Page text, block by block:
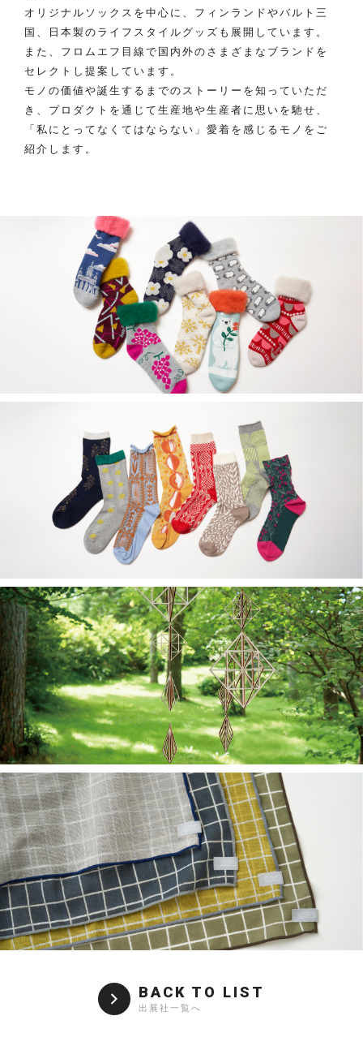
オリジナルソックスを中心に、フィンランドやバルト三
国、日本製のライフスタイルグッズも展開しています。
また、フロムエフ目線で国内外のさまざまなブランドを
セレクトし提案しています。
モノの価値や誕生するまでのストーリーを知っていただ
き、プロダクトを通じて生産地や生産者に思いを馳せ、
「私にとってなくてはならない」愛着を感じるモノをご
紹介します。
BACK TO LIST
出展社一覧へ